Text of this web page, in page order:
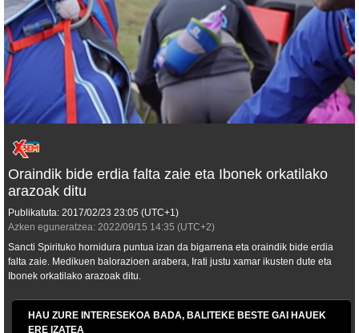
Oraindik bide erdia falta zaie eta Ibonek orkatilako
arazoak ditu
Publikatuta: 2017/02/23 23:05 (UTC+1)
Azken eguneratzea: 2022/09/15 14:35 (UTC+2)
Sancti Spirituko hornidura puntua izan da bigarrena eta oraindik bide erdia
falta zaie. Medikuen balorazioen arabera, Irati justu xamar ikusten dute eta
Ibonek orkatilako arazoak ditu.
HAU ZURE INTERESEKOA BADA, BALITEKE BESTE GAI HAUEK
ERE IZATEA